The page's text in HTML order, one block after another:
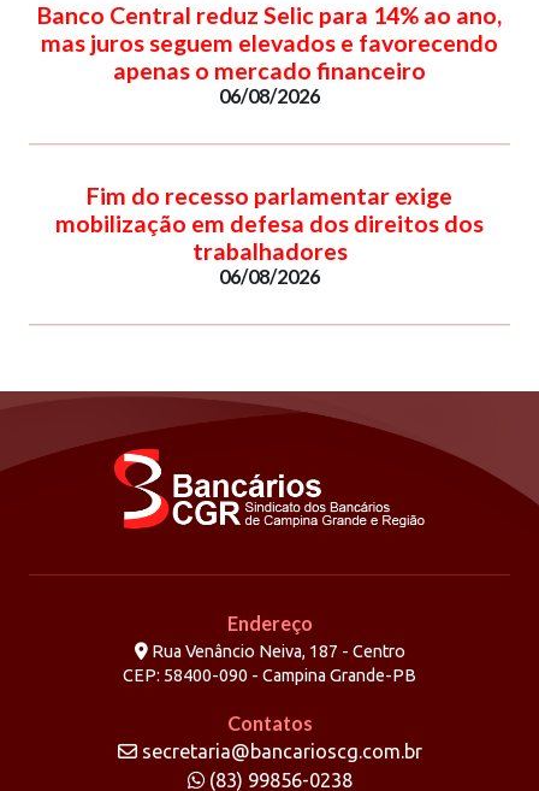
Banco Central reduz Selic para 14% ao ano,
mas juros seguem elevados e favorecendo
apenas o mercado financeiro
06/08/2026
Fim do recesso parlamentar exige
mobilização em defesa dos direitos dos
trabalhadores
06/08/2026
Endereço
Rua Venâncio Neiva, 187 - Centro
CEP: 58400-090 - Campina Grande-PB
Contatos
secretaria@bancarioscg.com.br
(83) 99856-0238